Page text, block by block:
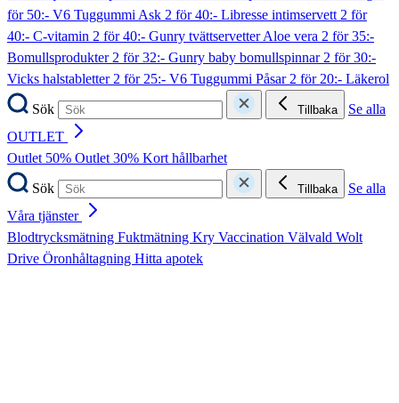
för 50:- V6 Tuggummi Ask 2 för 40:- Libresse intimservett2 för
40:- C-vitamin 2 för 40:- Gunry tvättservetter Aloe vera 2 för 35:-
Bomullsprodukter2 för 32:- Gunry baby bomullspinnar2 för 30:-
Vicks halstabletter2 för 25:- V6 Tuggummi Påsar2 för 20:- Läkerol
Sök
Tillbaka
Se alla
OUTLET
Outlet 50% Outlet 30% Kort hållbarhet
Sök
Tillbaka
Se alla
Våra tjänster
Blodtrycksmätning Fuktmätning Kry Vaccination Välvald Wolt
Drive Öronhåltagning Hitta apotek